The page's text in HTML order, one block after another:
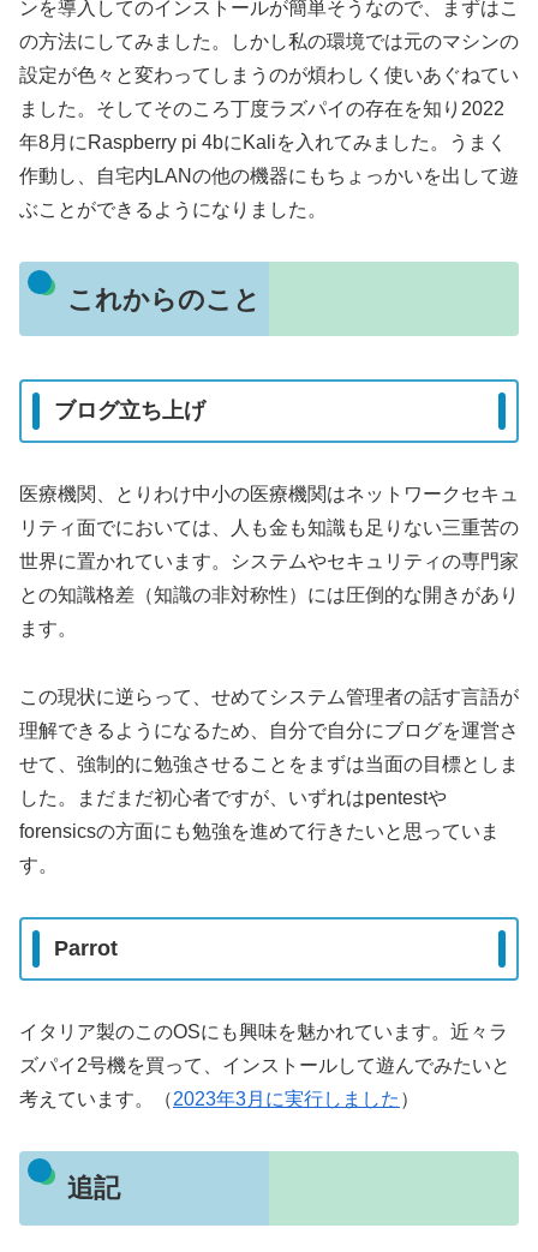
ンを導入してのインストールが簡単そうなので、まずはこ
の方法にしてみました。しかし私の環境では元のマシンの
設定が色々と変わってしまうのが煩わしく使いあぐねてい
ました。そしてそのころ丁度ラズパイの存在を知り2022
年8月にRaspberry pi 4bにKaliを入れてみました。うまく
作動し、自宅内LANの他の機器にもちょっかいを出して遊
ぶことができるようになりました。
これからのこと
ブログ立ち上げ
医療機関、とりわけ中小の医療機関はネットワークセキュ
リティ面でにおいては、人も金も知識も足りない三重苦の
世界に置かれています。システムやセキュリティの専門家
との知識格差（知識の非対称性）には圧倒的な開きがあり
ます。
この現状に逆らって、せめてシステム管理者の話す言語が
理解できるようになるため、自分で自分にブログを運営さ
せて、強制的に勉強させることをまずは当面の目標としま
した。まだまだ初心者ですが、いずれはpentestや
forensicsの方面にも勉強を進めて行きたいと思っていま
す。
Parrot
イタリア製のこのOSにも興味を魅かれています。近々ラ
ズパイ2号機を買って、インストールして遊んでみたいと
考えています。（2023年3月に実行しました ）
追記